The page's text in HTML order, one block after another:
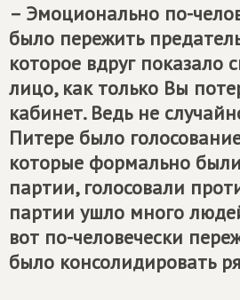
– Эмоционально по-
было пережить
которое вдруг показало
лицо, как только Вы
кабинет. Ведь не
Питере было
которые формально
партии, голосовали
партии ушло много
вот по-человечески
было консолидировать